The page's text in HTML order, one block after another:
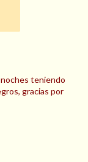
teniendo
gracias por